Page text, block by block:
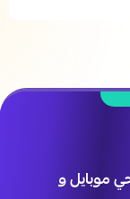
موبايل و